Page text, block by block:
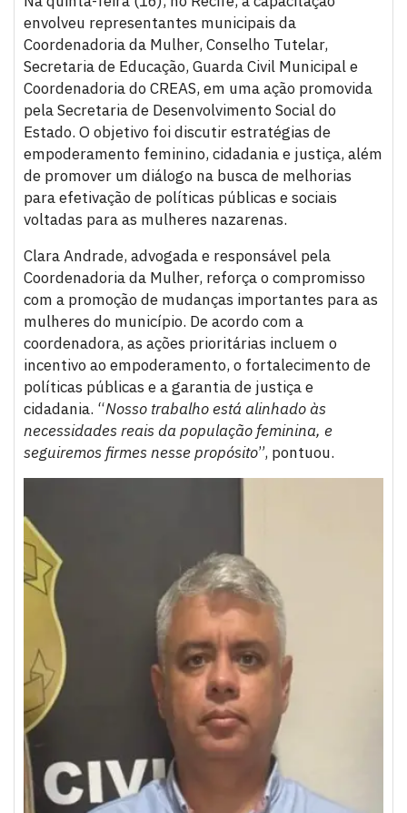
envolveu representantes municipais da
Coordenadoria da Mulher, Conselho Tutelar,
Secretaria de Educação, Guarda Civil Municipal e
Coordenadoria do CREAS, em uma ação promovida
pela Secretaria de Desenvolvimento Social do
Estado. O objetivo foi discutir estratégias de
empoderamento feminino, cidadania e justiça, além
de promover um diálogo na busca de melhorias
para efetivação de políticas públicas e sociais
voltadas para as mulheres nazarenas.
Clara Andrade, advogada e responsável pela
Coordenadoria da Mulher, reforça o compromisso
com a promoção de mudanças importantes para as
mulheres do município. De acordo com a
coordenadora, as ações prioritárias incluem o
incentivo ao empoderamento, o fortalecimento de
políticas públicas e a garantia de justiça e
cidadania. “Nosso trabalho está alinhado às
necessidades reais da população feminina, e
seguiremos firmes nesse propósito”, pontuou.